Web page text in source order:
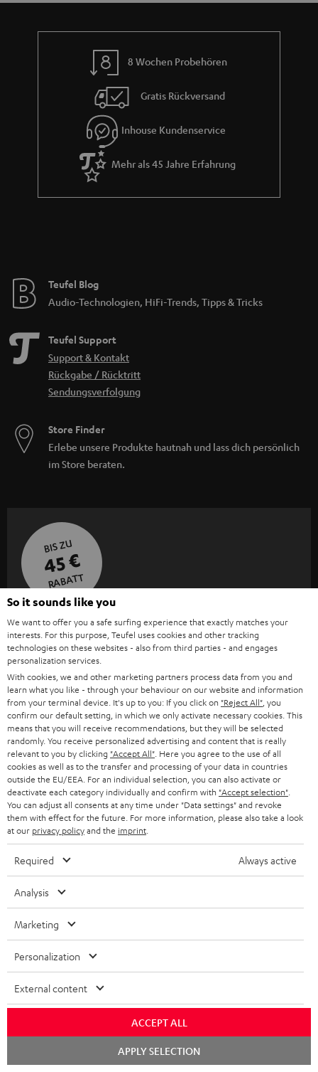
8 Wochen Probehören
Gratis Rückversand
Inhouse Kundenservice
Mehr als 45 Jahre Erfahrung
Teufel Blog
Audio-Technologien, HiFi-Trends, Tipps & Tricks
Teufel Support
Support & Kontakt
Rückgabe / Rücktritt
Sendungsverfolgung
Store Finder
Erlebe unsere Produkte hautnah und lass dich persönlich
im Store beraten.
BIS ZU
45 €
RABATT
N
e
w
s
l
e
t
t
e
r
a
n
m
e
l
d
u
n
g
Wähle deinen Gutschein!
Melde dich für den Newsletter an und erhalte bis zu
45 € als Dankeschön.
EMAIL
WIDGET
Kategorien
HEIMKINO
HEIMKINO-KOMPLETTANLAGEN
SOUNDBARS
STEREO
BLUETOOTH-LAUTSPRECHER
Unternehmen
SUPPORT
KARRIERE
PRESSE & MARKETING
Teufel Onlineshops
DEUTSCHLAND
ÖSTERREICH
So it sounds like you
We want to offer you a safe surfing experience that exactly matches your
interests. For this purpose, Teufel uses cookies and other tracking
technologies on these websites - also from third parties - and engages
personalization services.
With cookies, we and other marketing partners process data from you and
learn what you like - through your behaviour on our website and information
from your terminal device. It's up to you: If you click on "Reject All" , you
confirm our default setting, in which we only activate necessary cookies. This
means that you will receive recommendations, but they will be selected
randomly. You receive personalized advertising and content that is really
relevant to you by clicking "Accept All" . Here you agree to the use of all
cookies as well as to the transfer and processing of your data in countries
outside the EU/EEA. For an individual selection, you can also activate or
deactivate each category individually and confirm with "Accept selection"
You can adjust all consents at any time under "Data settings" and revoke
them with effect for the future. For more information, please also take a look
at our privacy policyand the imprint
Required Always active
Analysis
Marketing
Personalization
External content
ACCEPT ALL
APPLY SELECTION